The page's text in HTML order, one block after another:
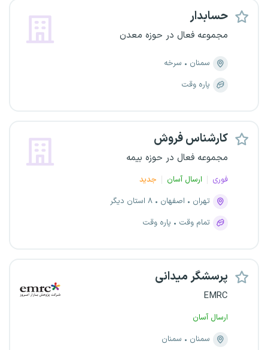
حسابدار
مجموعه فعال در حوزه معدن
سمنان
سرخه
پاره وقت
کارشناس فروش
مجموعه فعال در حوزه بیمه
فوری ارسال آسان
جدید
تهران
اصفهان
۸ استان دیگر
تمام وقت
پاره وقت
پرسشگر میدانی
EMRC
ارسال آسان
سمنان
سمنان